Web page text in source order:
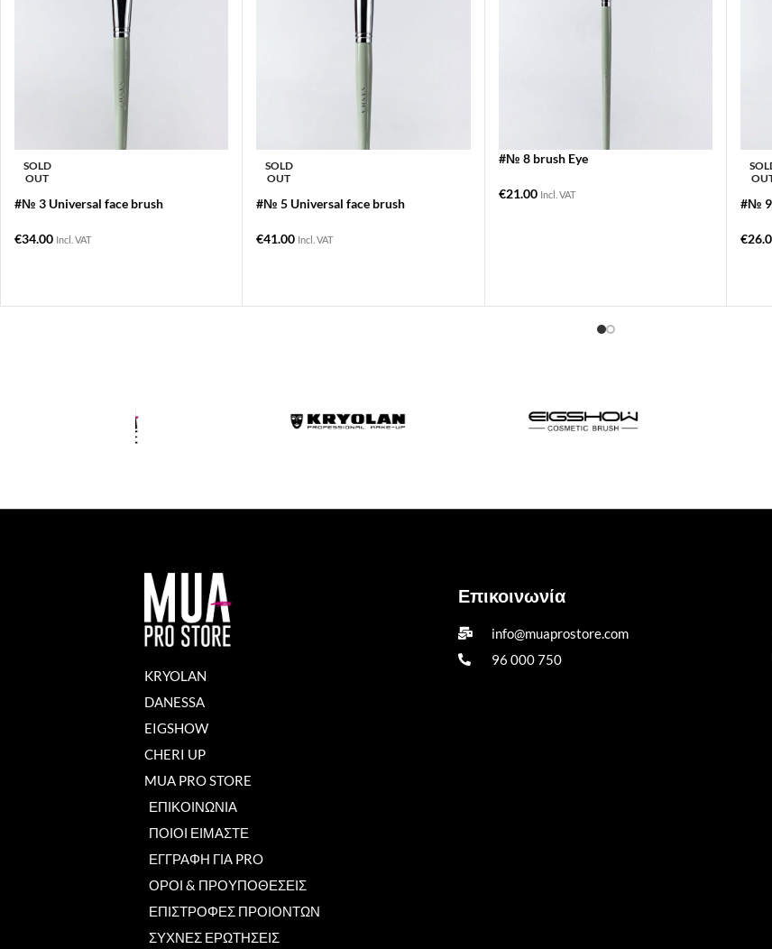
SOLD
OUT
#№ 3 Universal face brush
€34.00 Incl. VAT
SOLD
OUT
#№ 5 Universal face brush
€41.00 Incl. VAT
#№ 8 brush Eye
€21.00 Incl. VAT
#№ 9
€
KRYOLAN
DANESSA
EIGSHOW
CHERI UP
MUA PRO STORE
ΕΠΙΚΟΙΝΩΝΙΑ
ΠΟΙΟΙ ΕΙΜΑΣΤΕ
ΕΓΓΡΑΦΗ ΓΙΑ PRO
ΟΡΟΙ & ΠΡΟΥΠΟΘΕΣΕΙΣ
ΕΠΙΣΤΡΟΦΕΣ ΠΡΟΙΟΝΤΩΝ
ΣΥΧΝΕΣ ΕΡΩΤΗΣΕΙΣ
Επικοινωνία
info@muaprostore.com
96 000 750